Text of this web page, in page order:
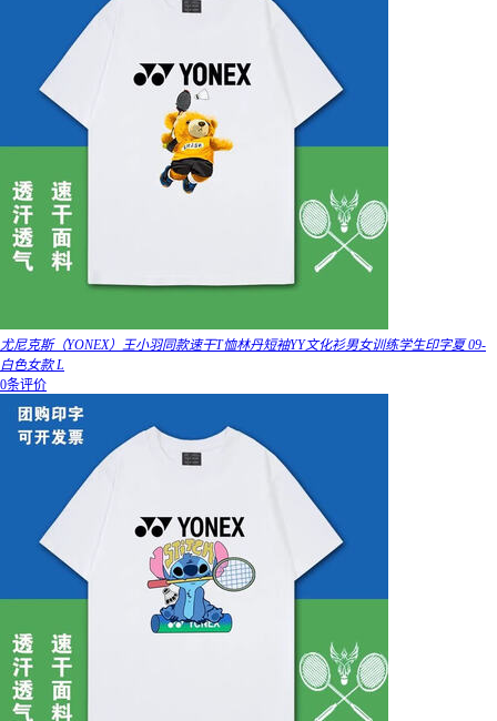
尤尼克斯（YONEX）王小羽同款速干T恤林丹短袖YY文化衫男女训练学生印字夏 09-
白色女款 L
0条评价